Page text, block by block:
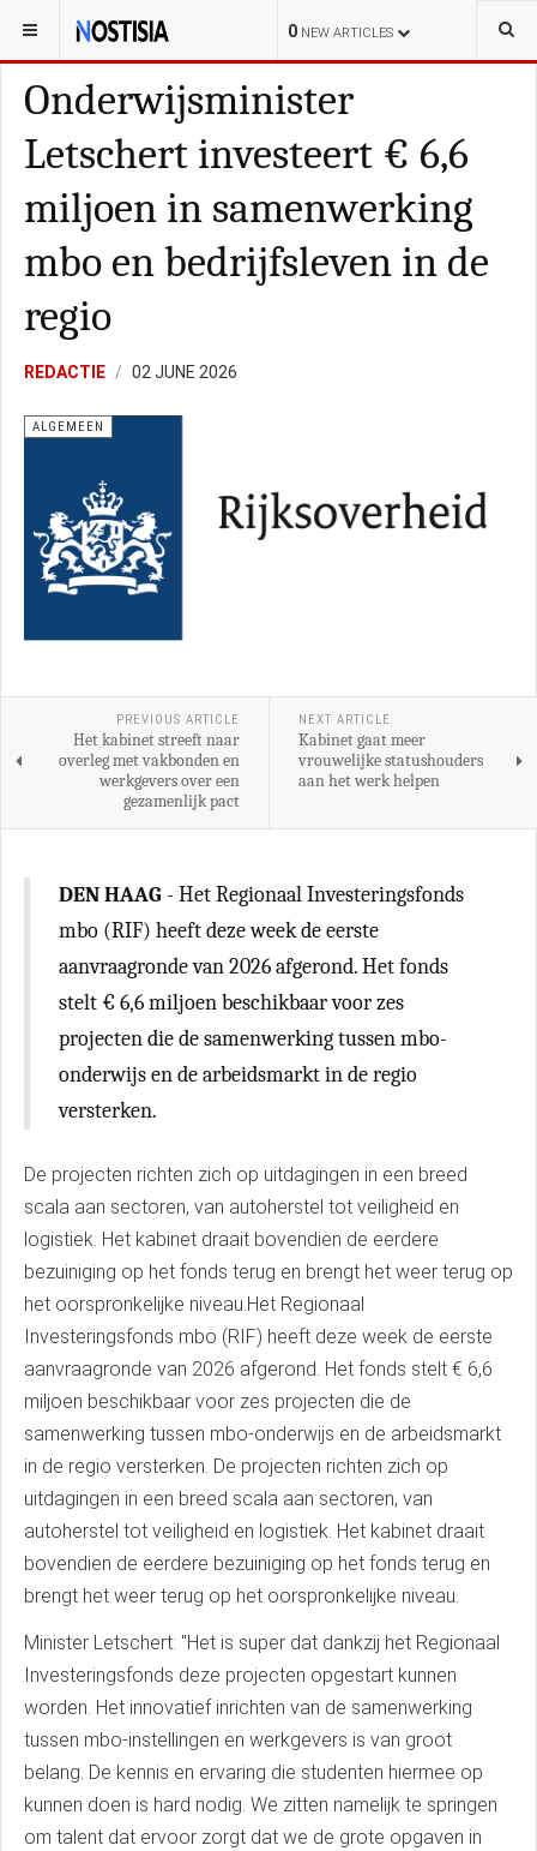
0 NEW ARTICLES
YOU ARE HERE: NEDERLAND ALGEMEEN
Onderwijsminister
Letschert investeert € 6,6
miljoen in samenwerking
mbo en bedrijfsleven in de
regio
REDACTIE 02 JUNE 2026
ALGEMEEN
PREVIOUS ARTICLE
Het kabinet streeft naar
overleg met vakbonden en
werkgevers over een
gezamenlijk pact
NEXT ARTICLE
Kabinet gaat meer
vrouwelijke statushouders
aan het werk helpen
DEN HAAG - Het Regionaal Investeringsfonds
mbo (RIF) heeft deze week de eerste
aanvraagronde van 2026 afgerond. Het fonds
stelt € 6,6 miljoen beschikbaar voor zes
projecten die de samenwerking tussen mbo-
onderwijs en de arbeidsmarkt in de regio
versterken.
De projecten richten zich op uitdagingen in een breed
scala aan sectoren, van autoherstel tot veiligheid en
logistiek. Het kabinet draait bovendien de eerdere
bezuiniging op het fonds terug en brengt het weer terug op
het oorspronkelijke niveau.Het Regionaal
Investeringsfonds mbo (RIF) heeft deze week de eerste
aanvraagronde van 2026 afgerond. Het fonds stelt € 6,6
miljoen beschikbaar voor zes projecten die de
samenwerking tussen mbo-onderwijs en de arbeidsmarkt
in de regio versterken. De projecten richten zich op
uitdagingen in een breed scala aan sectoren, van
autoherstel tot veiligheid en logistiek. Het kabinet draait
bovendien de eerdere bezuiniging op het fonds terug en
brengt het weer terug op het oorspronkelijke niveau.
Minister Letschert: "Het is super dat dankzij het Regionaal
Investeringsfonds deze projecten opgestart kunnen
worden. Het innovatief inrichten van de samenwerking
tussen mbo-instellingen en werkgevers is van groot
belang. De kennis en ervaring die studenten hiermee op
kunnen doen is hard nodig. We zitten namelijk te springen
om talent dat ervoor zorgt dat we de grote opgaven in